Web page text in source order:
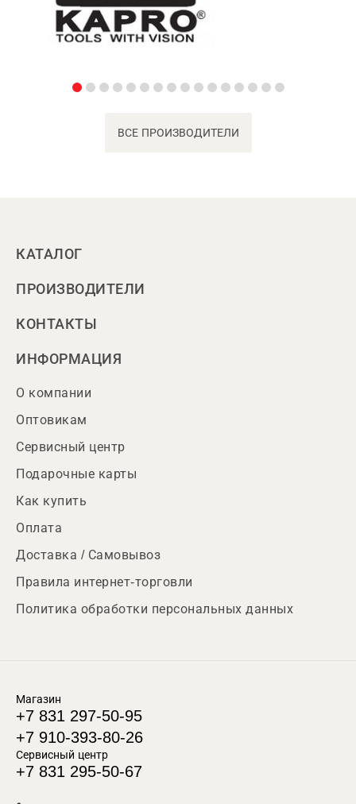
ВСЕ ПРОИЗВОДИТЕЛИ
КАТАЛОГ
ПРОИЗВОДИТЕЛИ
КОНТАКТЫ
ИНФОРМАЦИЯ
О компании
Оптовикам
Сервисный центр
Подарочные карты
Как купить
Оплата
Доставка / Самовывоз
Правила интернет-торговли
Политика обработки персональных данных
Магазин
+7 831 297-50-95
+7 910-393-80-26
Сервисный центр
+7 831 295-50-67